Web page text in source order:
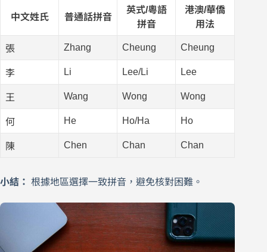
中文姓氏 普通話拼音
英式/粵語
拼音
港澳/華僑
用法
張 Zhang Cheung Cheung
李 Li Lee/Li Lee
王 Wang Wong Wong
何 He Ho/Ha Ho
陳 Chen Chan Chan
小結： 根據地區選擇一致拼音，避免核對困難。